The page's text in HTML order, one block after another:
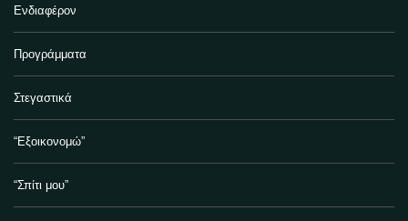
Ενδιαφέρον
Προγράμματα
Στεγαστικά
“Εξοικονομώ”
“Σπίτι μου”